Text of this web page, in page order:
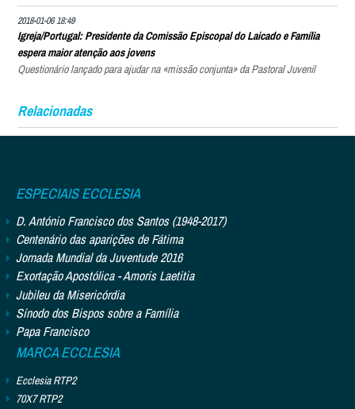
2018-01-06 18:49
Igreja/Portugal: Presidente da Comissão Episcopal do Laicado e Família
espera maior atenção aos jovens
Questionário lançado para ajudar na «missão conjunta» da Pastoral Juvenil
Relacionadas
ESPECIAIS ECCLESIA
D. António Francisco dos Santos (1948-2017)
Centenário das aparições de Fátima
Jornada Mundial da Juventude 2016
Exortação Apostólica - Amoris Laetitia
Jubileu da Misericórdia
Sínodo dos Bispos sobre a Família
Papa Francisco
MARCA ECCLESIA
Ecclesia RTP2
70X7 RTP2